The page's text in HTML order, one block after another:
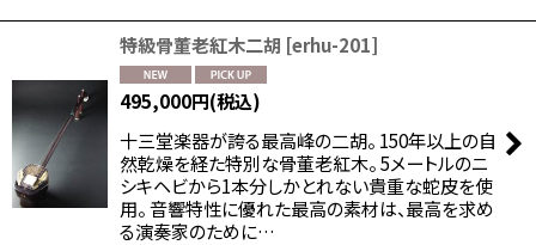
特級骨董老紅木二胡 [erhu-201]
495,000円(税込)
十三堂楽器が誇る最高峰の二胡。 150年以上の自
然乾燥を経た特別な骨董老紅木。 5メートルのニ
シキヘビから1本分しかとれない貴重な蛇皮を使
用。 音響特性に優れた最高の素材は、最高を求め
る演奏家のために…